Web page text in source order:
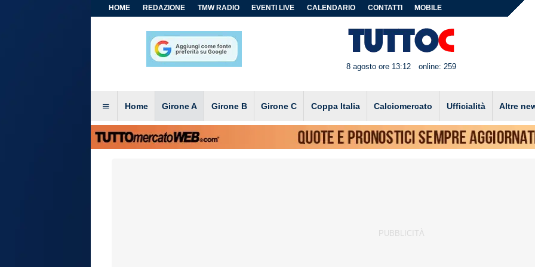
HOME REDAZIONE TMW RADIO EVENTI LIVE CALENDARIO CONTATTI MOBILE
8 agosto ore 13:12 online: 259
Home Girone A Girone B Girone C Coppa Italia Calciomercato Ufficialità Altre